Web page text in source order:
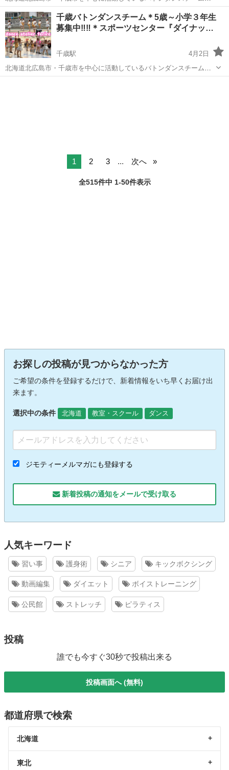
『ダンスアトリエフェリール』です。 新メンバー募集中♪体験（500
円/1回）など、詳細はお気軽にお問い合わせください。 ＊クラス詳細
＊ ・北広島クラス ...
北海道 北広島市 北広島駅 バトン
千歳バトンダンスチーム＊5歳～小学３年生
募集中‼‼＊スポーツセンター『ダイナッ…
千歳駅
4月2日
北海道北広島市・千歳市を中心に活動しているバトンダンスチーム
『ダンスアトリエフェリール』です。 新メンバー募集中♪体験（500
1 2 3 ... 次へ
全515件中 1-50件表示
お探しの投稿が見つからなかった方
ご希望の条件を登録するだけで、新着情報をいち早くお届け出
来ます。
選択中の条件 北海道 教室・スクール ダンス
ジモティーメルマガにも登録する
新着投稿の通知をメールで受け取る
人気キーワード
習い事 護身術 シニア キックボクシング
動画編集 ダイエット ボイストレーニング
公民館 ストレッチ ピラティス
投稿
誰でも今すぐ30秒で投稿出来る
投稿画面へ (無料)
都道府県で検索
北海道
東北